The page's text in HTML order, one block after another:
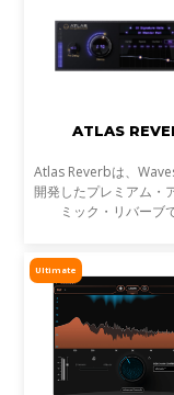
ATLAS
Atlas Reverbは、
開発したプレミアム・
ミック・リバーブ
Ultimate